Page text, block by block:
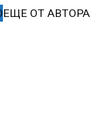
ЕЩЕ ОТ АВТОРА